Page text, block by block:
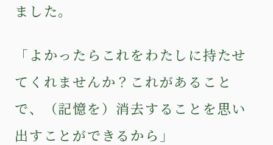
ました。
「よかったらこれをわたしに持たせ
てくれませんか？これがあること
で、（記憶を）消去することを思い
出すことができるから」